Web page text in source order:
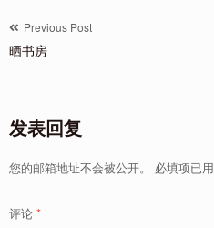
文
章
Previous Post
晒书房
发表回复
您的邮箱地址不会被公开。 必填项已用
评论 *